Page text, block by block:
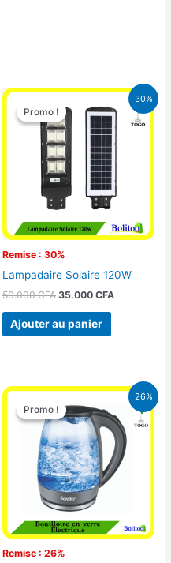
30%
Promo !
Remise : 30%
Promo !
Lampadaire Solaire 120W
50.000CFA
Le
prix
initial
était :
50.000 CFA.
35.000 CFA
Le
prix
actuel
est :
35.000
Ajouter au panier
26%
Promo !
Remise : 26%
Promo !
Le
prix
initial
16.900 CFA.
Le
prix
actuel
est :
12.500 CFA.